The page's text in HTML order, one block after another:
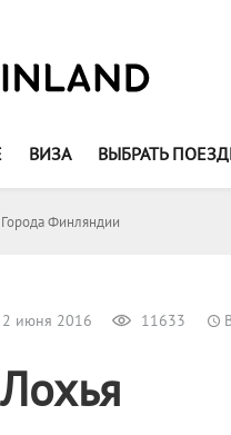
ВИЗА ВЫБРАТЬ
Города Финляндии
2 июня 2016 11633
Лохья